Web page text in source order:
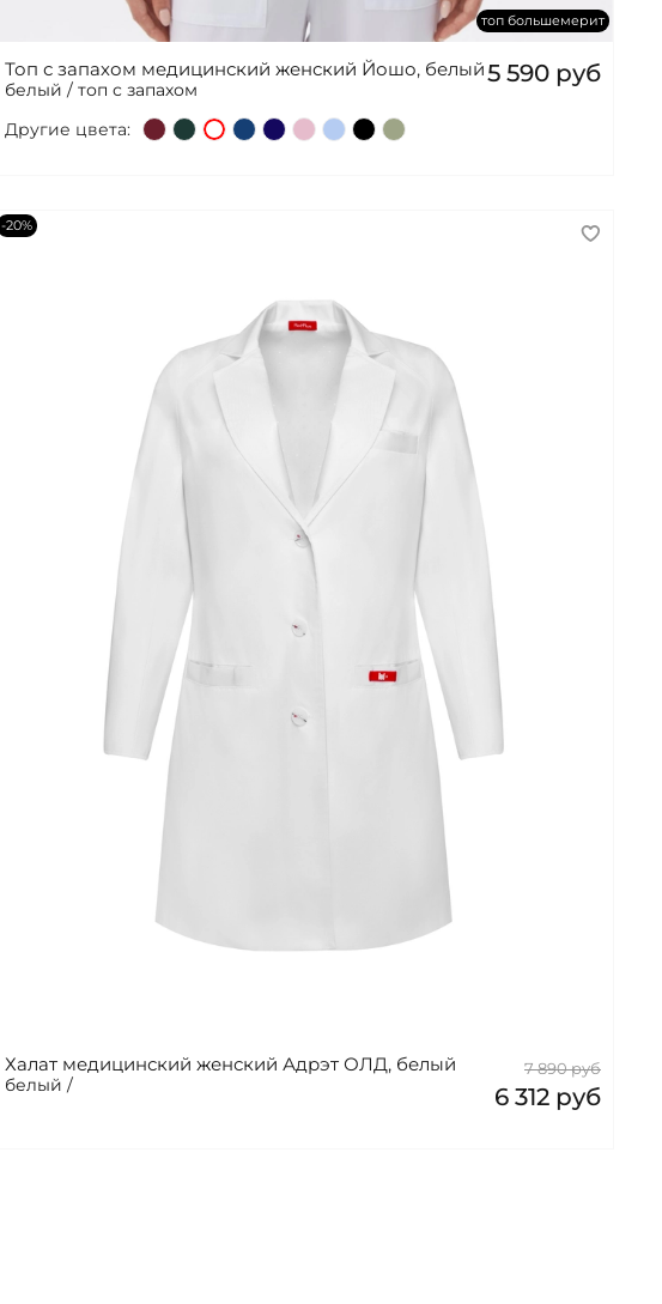
топ большемерит
Топ с запахом медицинский женский Йошо, белый
белый / топ с запахом
5 590 руб
Другие цвета:
-20%
Халат медицинский женский Адрэт ОЛД, белый
белый /
7 890 руб
6 312 руб